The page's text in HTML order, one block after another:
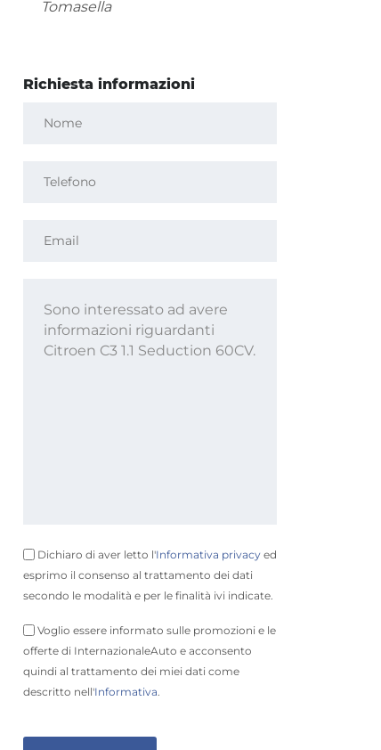
Richiesta informazioni
Dichiaro di aver letto l'Informativa privacy ed
esprimo il consenso al trattamento dei dati
secondo le modalità e per le finalità ivi indicate.
Voglio essere informato sulle promozioni e le
offerte di InternazionaleAuto e acconsento
quindi al trattamento dei miei dati come
descritto nell'Informativa